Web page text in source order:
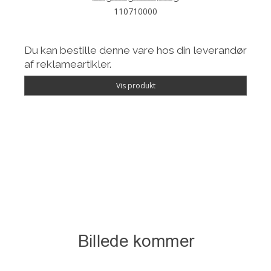
110710000
Du kan bestille denne vare hos din leverandør
af reklameartikler.
Vis produkt